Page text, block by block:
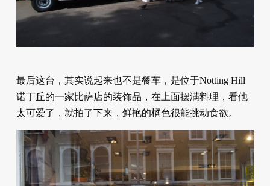
最后这台，其实说起来也不是餐车，是位于Notting Hill
诺丁丘的一家比萨店的装饰品，在上面摆满料理，看他
太可爱了，就拍了下来，鲜艳的橘色很能挑动食欲。